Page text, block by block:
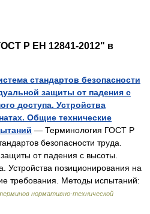
Р ЕН 12841-2012" в
стандартов безопасности
защиты от падения с
доступа. Устройства
Общие технические
— Терминология ГОСТ Р
безопасности труда.
от падения с высоты.
Устройства позиционирования на
требования. Методы испытаний:
нормативно-технической